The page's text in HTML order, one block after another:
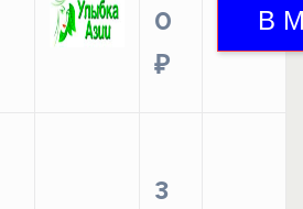
0
₽
3